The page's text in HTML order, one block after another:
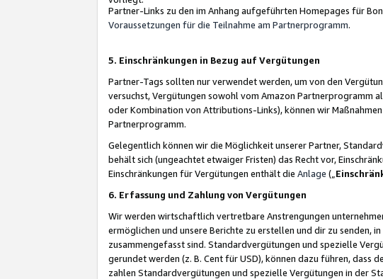
Partner-Links zu den im Anhang aufgeführten Homepages für
Voraussetzungen für die Teilnahme am Partnerprogramm.
5. Einschränkungen in Bezug auf Vergütungen
Partner-Tags sollten nur verwendet werden, um von den
versuchst, Vergütungen sowohl vom Amazon Partnerprogramm
oder Kombination von Attributions-Links), können wir
Partnerprogramm.
Gelegentlich können wir die Möglichkeit unserer Partner,
behält sich (ungeachtet etwaiger Fristen) das Recht vor,
Einschränkungen für Vergütungen enthält die Anlage („
6. Erfassung und Zahlung von Vergütungen
Wir werden wirtschaftlich vertretbare Anstrengungen
ermöglichen und unsere Berichte zu erstellen und dir zu senden,
zusammengefasst sind. Standardvergütungen und spezielle
gerundet werden (z. B. Cent für USD), können dazu führen,
zahlen Standardvergütungen und spezielle Vergütungen in der